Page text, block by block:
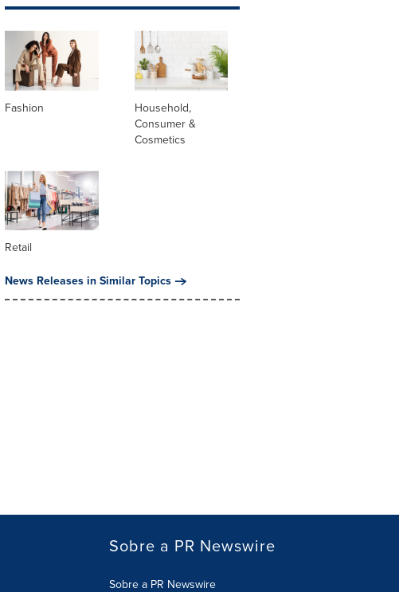
Fashion
Household,
Consumer &
Cosmetics
Retail
News Releases in Similar Topics
Sobre a PR Newswire
Sobre a PR Newswire